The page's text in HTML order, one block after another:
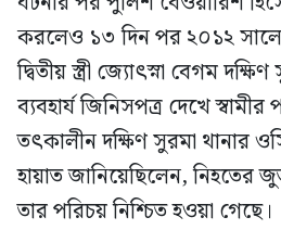
করলেও ১৩ দিন পর ২০১২
দ্বিতীয় স্ত্রী জ্যোৎস্না বেগম
ব্যবহার্য জিনিসপত্র দেখে
তৎকালীন দক্ষিণ সুরমা থানার
হায়াত জানিয়েছিলেন, নিহতের
তার পরিচয় নিশ্চিত হওয়া গেছে।